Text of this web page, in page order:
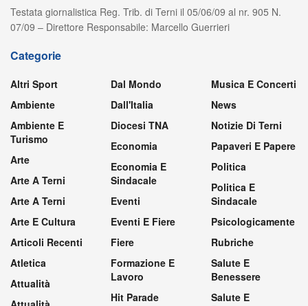
Testata giornalistica Reg. Trib. di Terni il 05/06/09 al nr. 905 N.
07/09 – Direttore Responsabile: Marcello Guerrieri
Categorie
Altri Sport
Ambiente
Ambiente E
Turismo
Arte
Arte A Terni
Arte A Terni
Arte E Cultura
Articoli Recenti
Atletica
Attualità
Dal Mondo
Dall'Italia
Diocesi TNA
Economia
Economia E
Sindacale
Eventi
Eventi E Fiere
Fiere
Formazione E
Lavoro
Hit Parade
Musica E Concerti
News
Notizie Di Terni
Papaveri E Papere
Politica
Politica E
Sindacale
Psicologicamente
Rubriche
Salute E
Benessere
Salute E